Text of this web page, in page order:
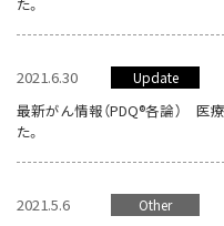
2021.6.30 Update
最新がん情報（PDQ®各論） 医
た。
2021.5.6 Other